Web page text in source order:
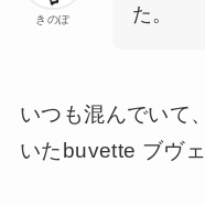
きのぽ
た。
いつも混んでいて
いたbuvette ブヴ